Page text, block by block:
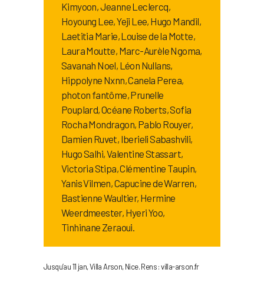
Kimyoon, Jeanne Leclercq,
Hoyoung Lee, Yeji Lee, Hugo Mandil,
Laetitia Marie, Louise de la Motte,
Laura Moutte, Marc-Aurèle Ngoma,
Savanah Noel, Léon Nullans,
Hippolyne Nxnn, Canela Perea,
photon fantôme, Prunelle
Pouplard, Océane Roberts, Sofia
Rocha Mondragon, Pablo Rouyer,
Damien Ruvet, Iberieli Sabashvili,
Hugo Salhi, Valentine Stassart,
Victoria Stipa, Clémentine Taupin,
Yanis Vilmen, Capucine de Warren,
Bastienne Waultier, Hermine
Weerdmeester, Hyeri Yoo,
Tinhinane Zeraoui.
Jusqu’au 11 jan, Villa Arson, Nice. Rens : villa-arson.fr